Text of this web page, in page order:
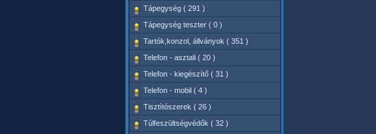
Tápegység ( 291 )
Tápegység teszter ( 0 )
Tartók,konzol, állványok ( 351 )
Telefon - asztali ( 20 )
Telefon - kiegészítő ( 31 )
Telefon - mobil ( 4 )
Tisztítószerek ( 26 )
Túlfeszültségvédők ( 32 )